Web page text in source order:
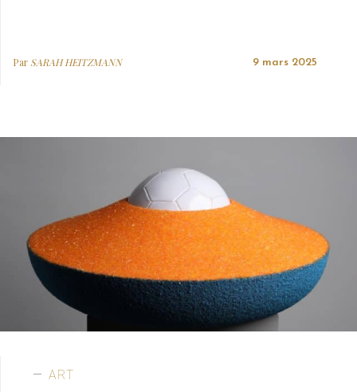
Par SARAH HEITZMANN 9 mars 2025
ART